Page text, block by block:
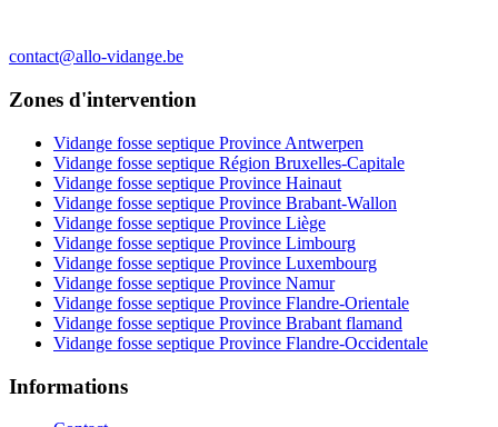
contact@allo-vidange.be
Zones d'intervention
Vidange fosse septique Province Antwerpen
Vidange fosse septique Région Bruxelles-Capitale
Vidange fosse septique Province Hainaut
Vidange fosse septique Province Brabant-Wallon
Vidange fosse septique Province Liège
Vidange fosse septique Province Limbourg
Vidange fosse septique Province Luxembourg
Vidange fosse septique Province Namur
Vidange fosse septique Province Flandre-Orientale
Vidange fosse septique Province Brabant flamand
Vidange fosse septique Province Flandre-Occidentale
Informations